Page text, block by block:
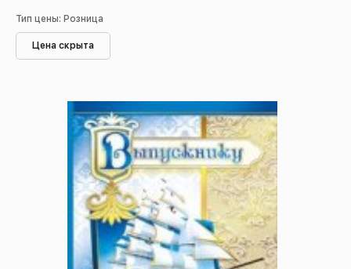
Тип цены: Розница
Цена скрыта